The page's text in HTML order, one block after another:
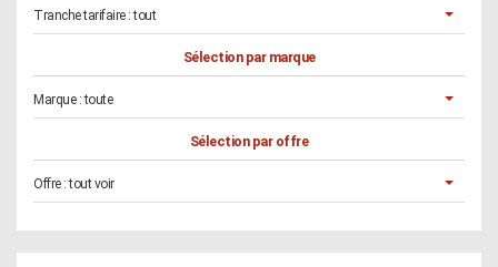
Tranche tarifaire :tout
Sélection par marque
Marque :toute
Sélection par offre
Offre :tout voir